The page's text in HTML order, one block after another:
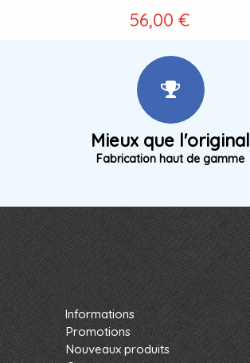
56,00 €
Mieux que l'original
Fabrication haut de gamme
Informations
Promotions
Nouveaux produits